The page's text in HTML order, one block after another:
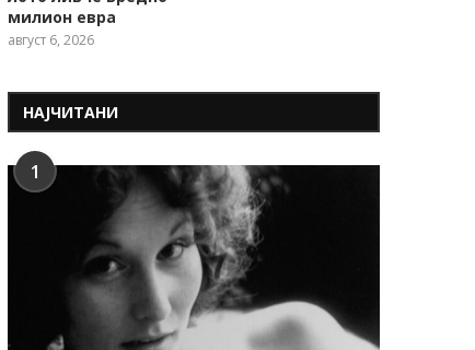
милион евра
август 6, 2026
НАЈЧИТАНИ
1